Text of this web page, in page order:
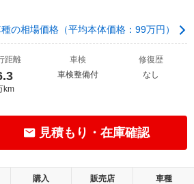
の相場価格（平均本体価格：99万円）
距離
km
車検
車検整備付
修復歴
なし
見積もり・在庫確認
購入
販売店
車種